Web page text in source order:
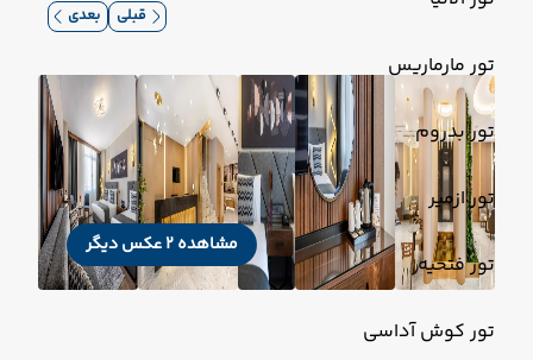
تور مارماریس
تور بدروم
تور ازمیر
تور فتحیه
تور کوش آداسی
قبلی بعدی
مشاهده 2 عکس دیگر